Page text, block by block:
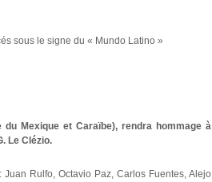
sous le signe du « Mundo Latino »
Mexique et Caraïbe), rendra hommage à
Le Clézio.
Rulfo, Octavio Paz, Carlos Fuentes, Alejo